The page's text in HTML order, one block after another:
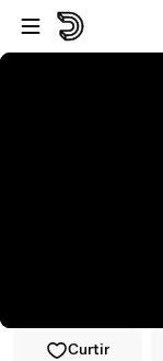
Pular para o player
Ir para o conteúdo
Curtir